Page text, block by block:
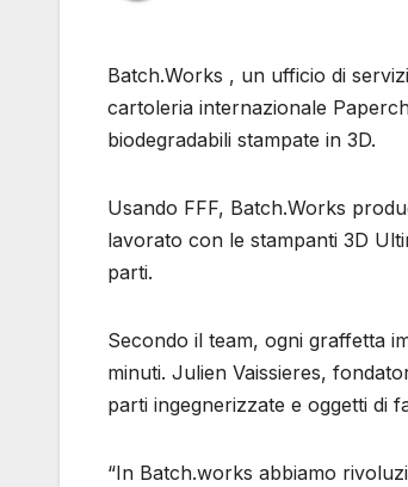
Batch.Works , un ufficio di
cartoleria internazionale
biodegradabili stampate in 3D.
Usando FFF, Batch.Works
lavorato con le stampanti 3D
parti.
Secondo il team, ogni graffetta
minuti. Julien Vaissieres,
parti ingegnerizzate e oggetti di
“In Batch.works abbiamo